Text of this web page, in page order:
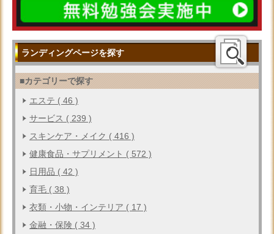
ランディングページを探す
■カテゴリーで探す
エステ ( 46 )
サービス ( 239 )
スキンケア・メイク ( 416 )
健康食品・サプリメント ( 572 )
日用品 ( 42 )
育毛 ( 38 )
衣類・小物・インテリア ( 17 )
金融・保険 ( 34 )